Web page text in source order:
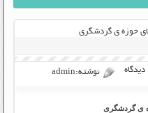
حوزه ی گردشگری
نوشته:admin
ی گردشگری